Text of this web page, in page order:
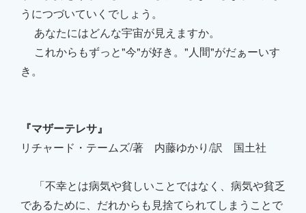
うにつづいていくでしょう。
あなたにはどんな宇宙が見えますか。
これからもずっと"今"が好き。"人間"がだぁーいす
き。
『マザーテレサ』
リチャード・テームズ/著 内藤ゆかり/訳 国土社
「不幸とは病気や貧しいことではなく、病気や貧乏
であるために、だれからも見捨てられてしまうことで